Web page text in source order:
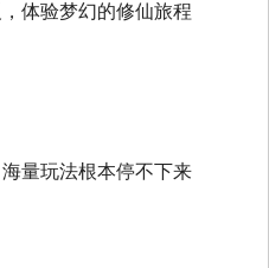
体验梦幻的修仙旅程
量玩法根本停不下来